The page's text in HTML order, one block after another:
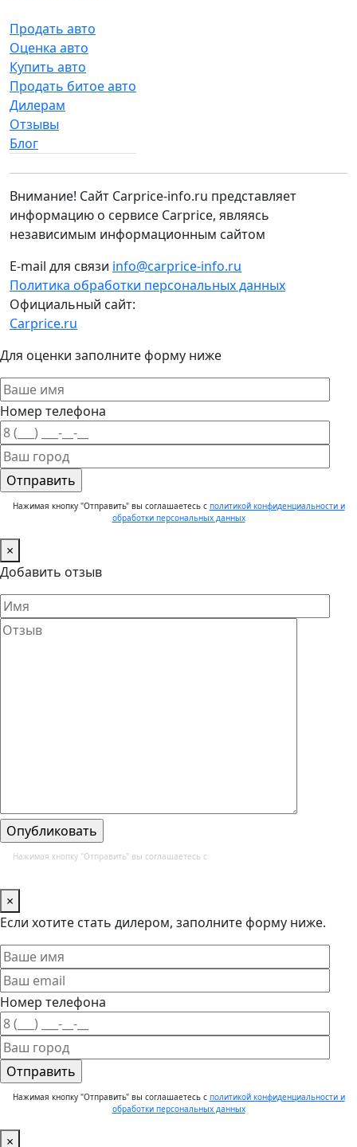
Продать авто
Оценка авто
Купить авто
Продать битое авто
Дилерам
Отзывы
Блог
Внимание! Сайт Carprice-info.ru представляет
информацию о сервисе Carprice, являясь
независимым информационным сайтом
E-mail для связи info@carprice-info.ru
Политика обработки персональных данных
Официальный сайт:
Carprice.ru
Для оценки заполните форму ниже
Номер телефона
Нажимая кнопку "Отправить" вы соглашаетесь с политикой конфиденциальности и
обработки персональных данных
×
Добавить отзыв
Нажимая кнопку "Отправить" вы соглашаетесь с
×
Если хотите стать дилером, заполните форму ниже.
Номер телефона
Нажимая кнопку "Отправить" вы соглашаетесь с политикой конфиденциальности и
обработки персональных данных
×